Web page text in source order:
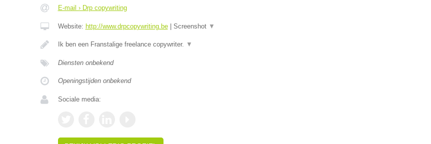
E-mail › Drp copywriting
Website: http://www.drpcopywriting.be| Screenshot ▼
Ik ben een Franstalige freelance copywriter. ▼
Diensten onbekend
Openingstijden onbekend
Sociale media: